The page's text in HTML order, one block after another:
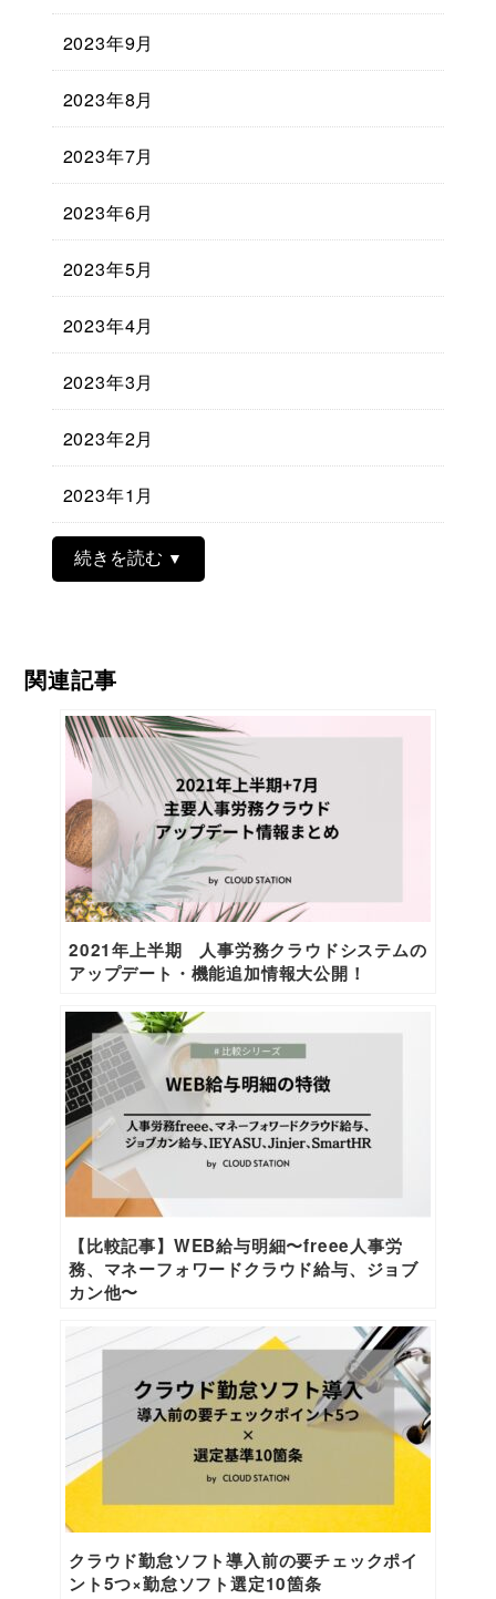
2023年9月
2023年8月
2023年7月
2023年6月
2023年5月
2023年4月
2023年3月
2023年2月
2023年1月
続きを読む
関連記事
2021年上半期 人事労務クラウドシステムの
アップデート・機能追加情報大公開！
【比較記事】WEB給与明細〜freee人事労
務、マネーフォワードクラウド給与、ジョブ
カン他〜
クラウド勤怠ソフト導入前の要チェックポイ
ント5つ×勤怠ソフト選定10箇条